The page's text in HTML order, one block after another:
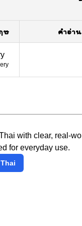
ษ คำอ่าน
with clear, real-
for everyday use.